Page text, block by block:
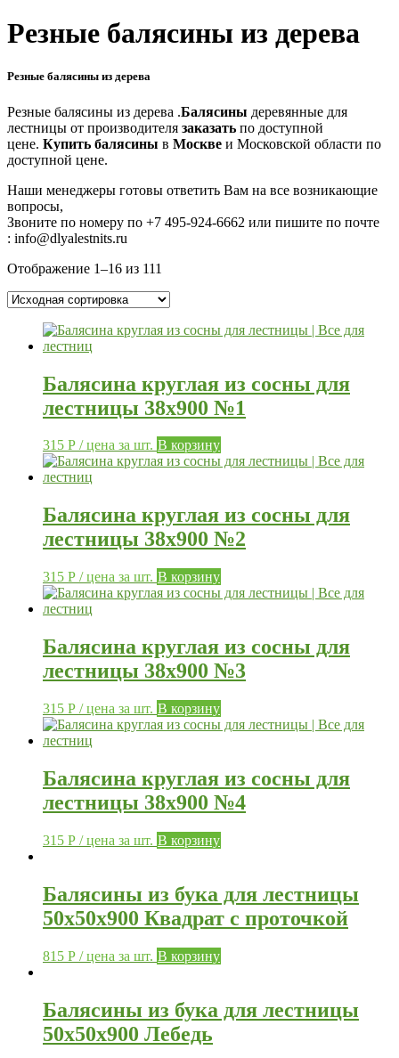
Резные балясины из дерева
Резные балясины из дерева
Резные балясины из дерева .Балясины деревянные для
лестницы от производителя заказать по доступной
цене. Купить балясины в Москве и Московской области по
доступной цене.
Наши менеджеры готовы ответить Вам на все возникающие
вопросы,
Звоните по номеру по +7 495-924-6662 или пишите по почте
: info@dlyalestnits.ru
Отображение 1–16 из 111
Балясина круглая из сосны для
лестницы 38х900 №1
315 Р / цена за шт. В корзину
Балясина круглая из сосны для
лестницы 38х900 №2
315 Р / цена за шт. В корзину
Балясина круглая из сосны для
лестницы 38х900 №3
315 Р / цена за шт. В корзину
Балясина круглая из сосны для
лестницы 38х900 №4
315 Р / цена за шт. В корзину
Балясины из бука для лестницы
50х50х900 Квадрат с проточкой
815 Р / цена за шт. В корзину
Балясины из бука для лестницы
50х50х900 Лебедь